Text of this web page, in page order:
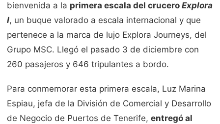
bienvenida a la primera escala del crucero Explora
I, un buque valorado a escala internacional y que
pertenece a la marca de lujo Explora Journeys, del
Grupo MSC. Llegó el pasado 3 de diciembre con
260 pasajeros y 646 tripulantes a bordo.
Para conmemorar esta primera escala, Luz Marina
Espiau, jefa de la División de Comercial y Desarrollo
de Negocio de Puertos de Tenerife, entregó al